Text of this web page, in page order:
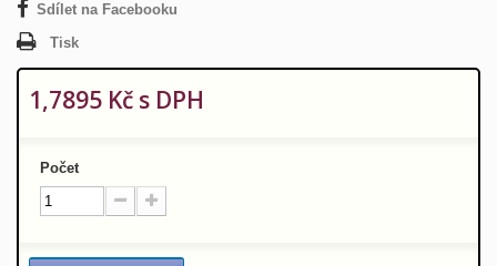
Sdílet na Facebooku
Tisk
1,7895 Kč s DPH
Počet